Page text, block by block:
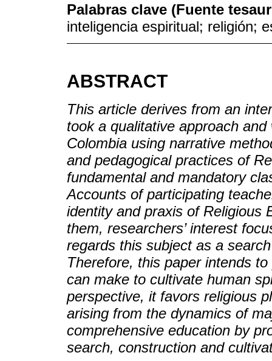
Palabras clave (Fuente
inteligencia espiritual; religión;
ABSTRACT
This article derives from an
took a qualitative approach
Colombia using narrative
and pedagogical practices of
fundamental and mandatory
Accounts of participating
identity and praxis of Religious
them, researchers’ interest
regards this subject as a
Therefore, this paper intends
can make to cultivate human
perspective, it favors religious
arising from the dynamics of
comprehensive education by
search, construction and